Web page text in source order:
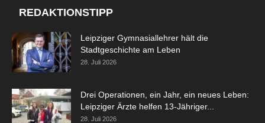
REDAKTIONSTIPP
Leipziger Gymnasiallehrer hält die
Stadtgeschichte am Leben
28. Juli 2026
Drei Operationen, ein Jahr, ein neues Leben:
Leipziger Ärzte helfen 13-Jähriger...
28. Juli 2026